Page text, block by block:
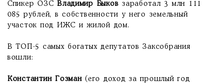
Спикер ОЗСВладимир Быков заработал 3 млн 111
085 рублей, в собственности у него земельный
участок под ИЖС и жилой дом.
В ТОП-5 самых богатых депутатов Заксобрания
вошли:
Константин Гозман(его доход за прошлый год